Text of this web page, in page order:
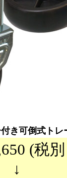
き可倒式トレ
(税
↓